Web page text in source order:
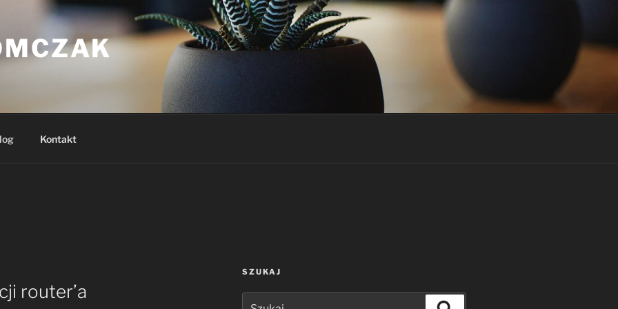
Kontakt
router’a
SZUKAJ